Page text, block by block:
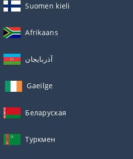
Suomen kieli
Afrikaans
آذربايجان
Gaeilge
Беларуская
Туркмен